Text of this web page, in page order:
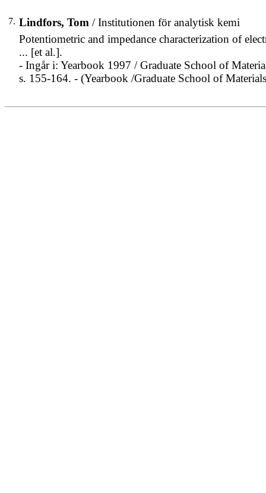
7. Lindfors, Tom / Institutionen för analytisk kemi
Potentiometric and impedance characterization of
... [et al.].
- Ingår i: Yearbook 1997 / Graduate School of
s. 155-164. - (Yearbook /Graduate School of